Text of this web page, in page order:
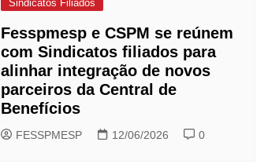
Sindicatos Filiados
Fesspmesp e CSPM se reúnem
com Sindicatos filiados para
alinhar integração de novos
parceiros da Central de
Benefícios
FESSPMESP 12/06/2026 0